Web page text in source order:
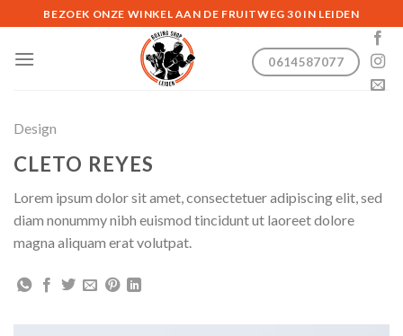
to
content
BEZOEK ONZE WINKEL AAN DE FRUITWEG 30 IN LEIDEN
0614587077
Design
CLETO REYES
Lorem ipsum dolor sit amet, consectetuer adipiscing elit, sed
diam nonummy nibh euismod tincidunt ut laoreet dolore
magna aliquam erat volutpat.